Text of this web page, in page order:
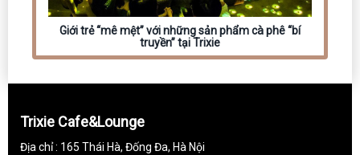
Giới trẻ “mê mệt” với những sản phẩm cà phê “bí
truyền” tại Trixie
Trixie Cafe&Lounge
Địa chỉ : 165 Thái Hà, Đống Đa, Hà Nội